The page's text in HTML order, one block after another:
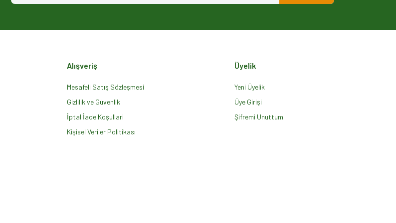
Gönder
Alışveriş
Mesafeli Satış Sözleşmesi
Gizlilik ve Güvenlik
İptal İade Koşullari
Kişisel Veriler Politikası
Üyelik
Yeni Üyelik
Üye Girişi
Şifremi Unuttum